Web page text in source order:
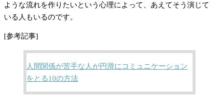
ような流れを作りたいという心理によって、あえてそう演じて
いる人もいるのです。
[参考記事]
人間関係が苦手な人が円滑にコミュニケーション
をとる10の方法